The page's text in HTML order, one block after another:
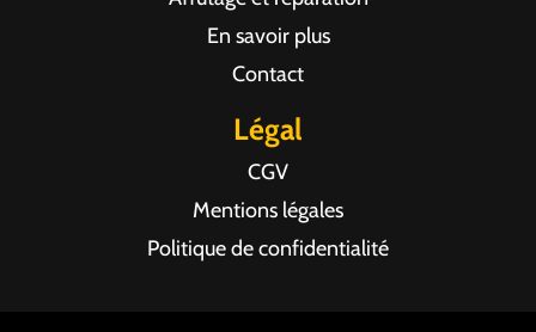
En savoir plus
Contact
Légal
CGV
Mentions légales
Politique de confidentialité